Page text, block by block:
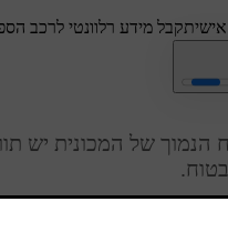
קבל מידע רלוונטי לרכב
של המכונית יש